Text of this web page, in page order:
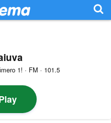
1! · FM · 101.5